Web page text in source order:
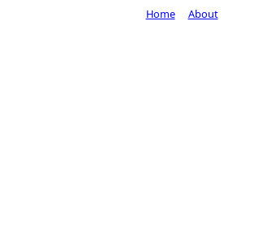
Home About